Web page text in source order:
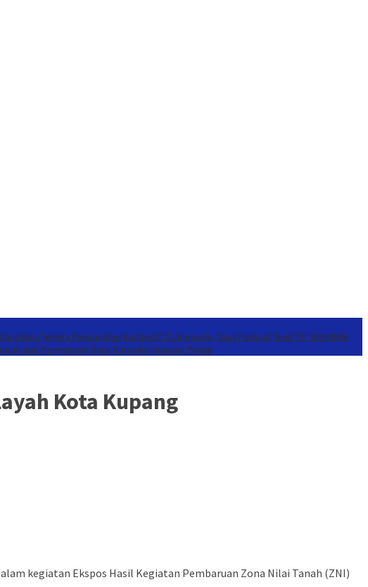
Baru Terima Pengarahan Kasbrigif 21/Komodo, Siap Perkuat Yonif TP 939/MMM
dan Permintaan Data Transaksi Industri Pindar
Kota Kupang
kegiatan Ekspos Hasil Kegiatan Pembaruan Zona Nilai Tanah (ZNI)